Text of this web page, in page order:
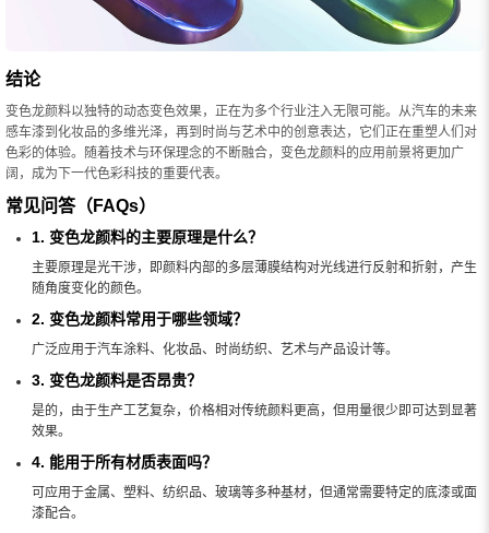
结论
变色龙颜料以独特的动态变色效果，正在为多个行业注入无限可能。从汽车的未来
感车漆到化妆品的多维光泽，再到时尚与艺术中的创意表达，它们正在重塑人们对
色彩的体验。随着技术与环保理念的不断融合，变色龙颜料的应用前景将更加广
阔，成为下一代色彩科技的重要代表。
常见问答（FAQs）
1. 变色龙颜料的主要原理是什么？
主要原理是光干涉，即颜料内部的多层薄膜结构对光线进行反射和折射，产生
随角度变化的颜色。
2. 变色龙颜料常用于哪些领域？
广泛应用于汽车涂料、化妆品、时尚纺织、艺术与产品设计等。
3. 变色龙颜料是否昂贵？
是的，由于生产工艺复杂，价格相对传统颜料更高，但用量很少即可达到显著
效果。
4. 能用于所有材质表面吗？
可应用于金属、塑料、纺织品、玻璃等多种基材，但通常需要特定的底漆或面
漆配合。